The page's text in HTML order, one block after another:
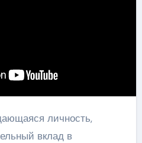
личность,
вклад в